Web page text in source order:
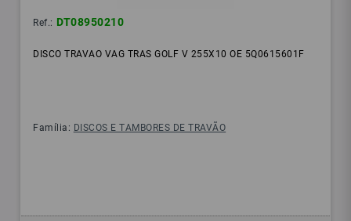
Ref.: DT08950210
DISCO TRAVAO VAG TRAS GOLF V 255X10 OE 5Q0615601F
Família: DISCOS E TAMBORES DE TRAVÃO